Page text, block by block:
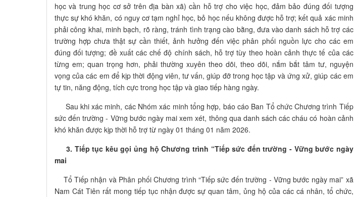
học và trung học cơ sở trên địa bàn xã) cần hỗ trợ cho việc học, đảm bảo đúng đối tượng
thực sự khó khăn, có nguy cơ tạm nghỉ học, bỏ học nếu không được hỗ trợ; kết quả xác minh
phải công khai, minh bạch, rõ ràng, tránh tình trạng cào bằng, đưa vào danh sách hỗ trợ các
trường hợp chưa thật sự cần thiết, ảnh hưởng đến việc phân phối nguồn lực cho các em
đúng đối tượng; đề xuất các chế độ chính sách, hỗ trợ tùy theo hoàn cảnh thực tế của các
từng em; quan trọng hơn, phải thường xuyên theo dõi, theo dõi, nắm bắt tâm tư, nguyện
vọng của các em để kịp thời động viên, tư vấn, giúp đỡ trong học tập và ứng xử, giúp các em
tự tin, năng động, tích cực trong học tập và giao tiếp hàng ngày.
Sau khi xác minh, các Nhóm xác minh tổng hợp, báo cáo Ban Tổ chức Chương trình Tiếp
sức đến trường - Vững bước ngày mai xem xét, thông qua danh sách các cháu có hoàn cảnh
khó khăn được kịp thời hỗ trợ từ ngày 01 tháng 01 năm 2026.
3. Tiếp tục kêu gọi ủng hộ Chương trình “Tiếp sức đến trường - Vững bước ngày
mai
Tổ Tiếp nhận và Phân phối Chương trình “Tiếp sức đến trường - Vững bước ngày mai” xã
Nam Cát Tiên rất mong tiếp tục nhận được sự quan tâm, ủng hộ của các cá nhân, tổ chức,